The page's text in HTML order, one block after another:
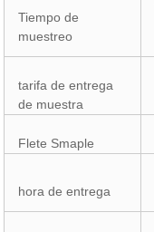
Tiempo de
muestreo
tarifa de entrega
de muestra
Flete Smaple
hora de entrega